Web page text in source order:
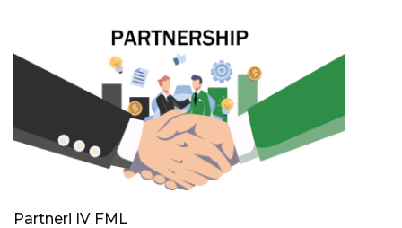
Partneri IV FML